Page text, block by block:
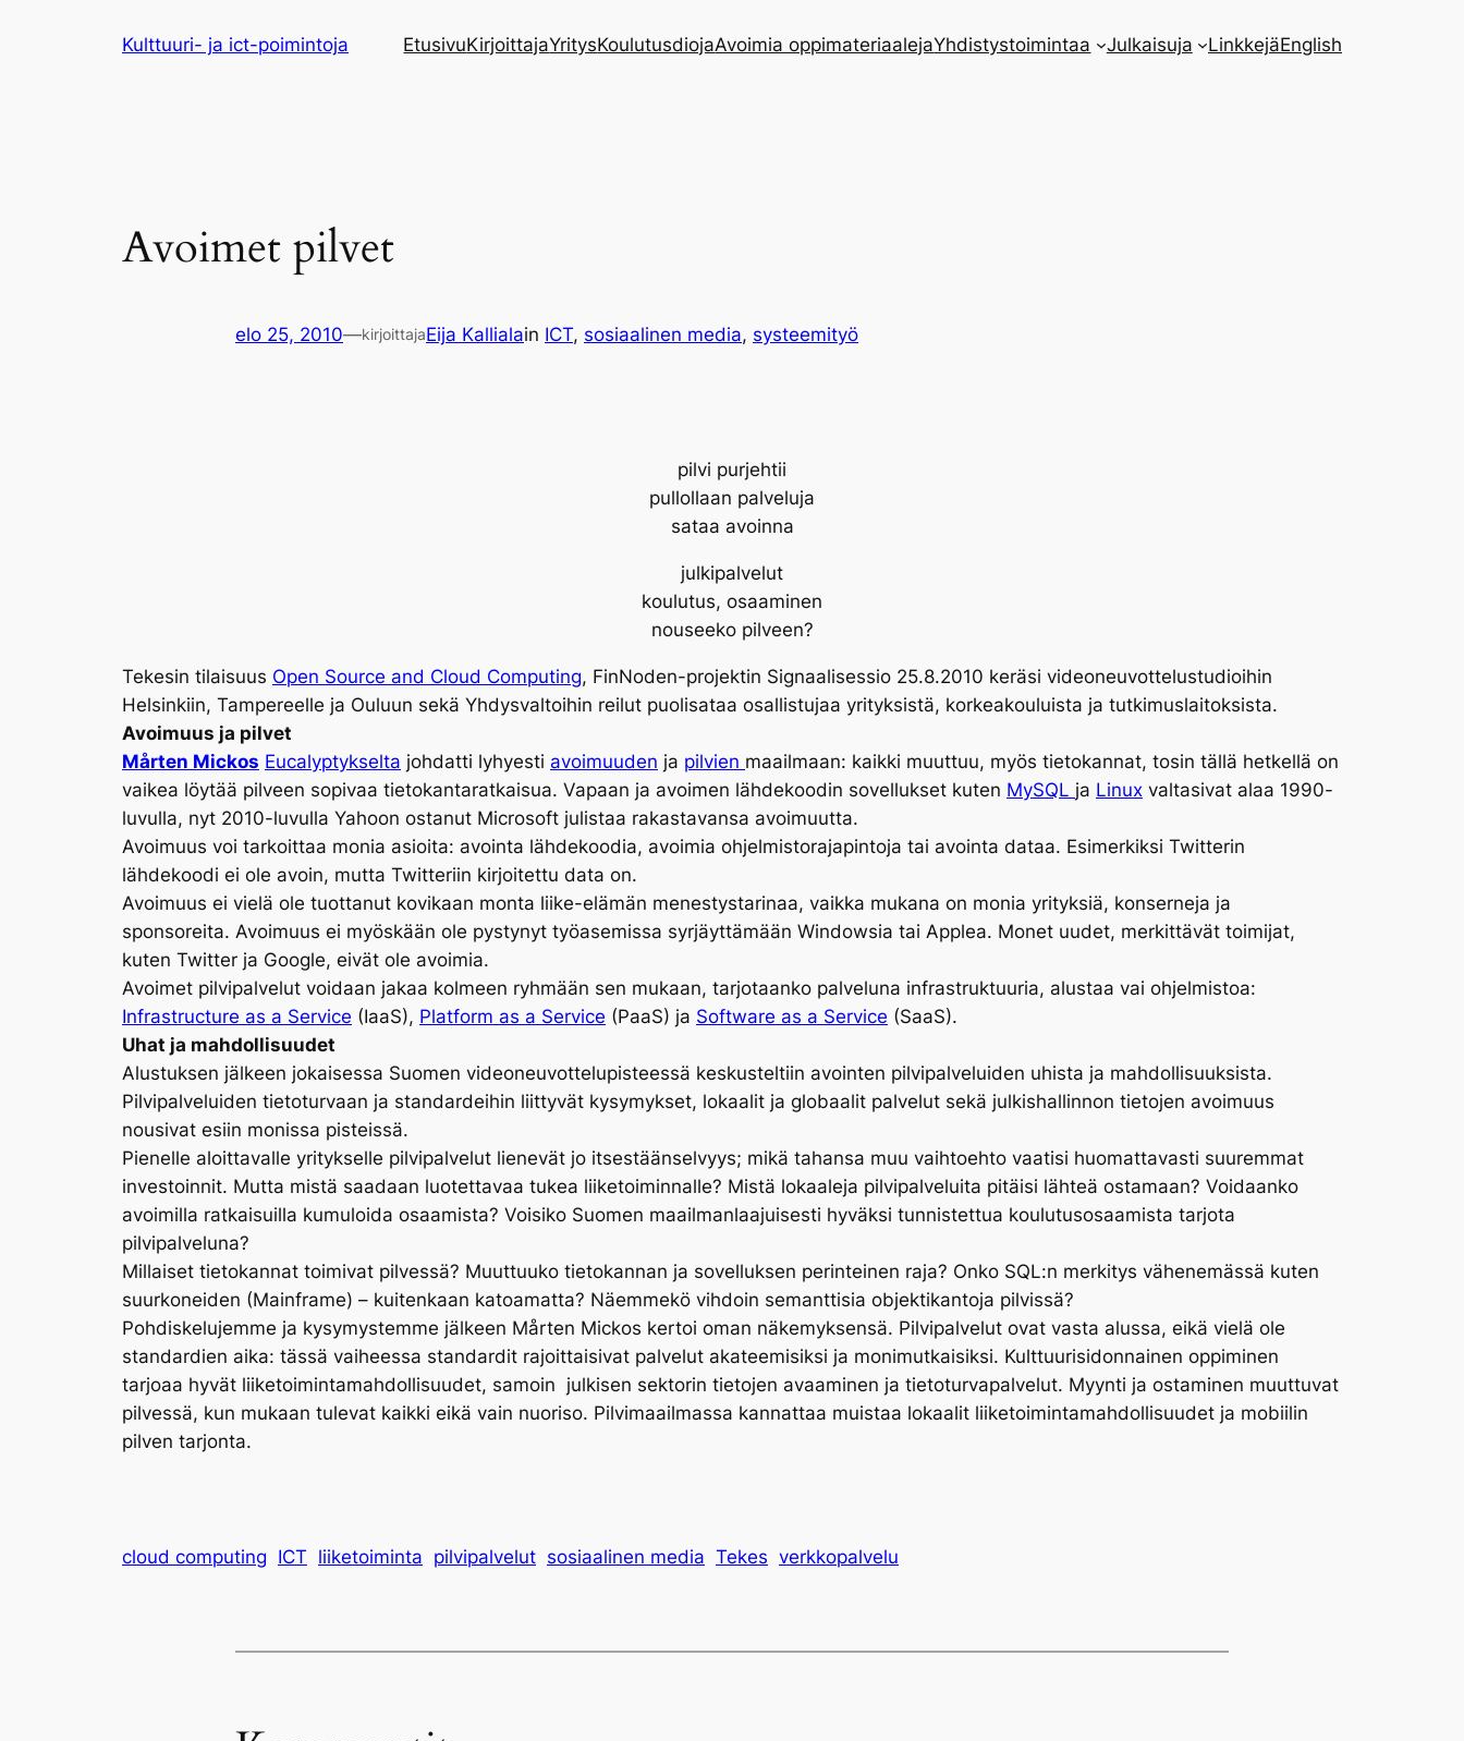
Kulttuuri- ja ict-poimintoja EtusivuKirjoittajaYritysKoulutusdiojaAvoimia oppimateriaalejaYhdistystoimintaa Julkaisuja LinkkejäEnglish
Avoimet pilvet
elo 25, 2010—kirjoittajaEija Kallialain ICT, sosiaalinen media, systeemityö
pilvi purjehtii
pullollaan palveluja
sataa avoinna
julkipalvelut
koulutus, osaaminen
nouseeko pilveen?
Tekesin tilaisuus Open Source and Cloud Computing, FinNoden-projektin Signaalisessio 25.8.2010 keräsi videoneuvottelustudioihin
Helsinkiin, Tampereelle ja Ouluun sekä Yhdysvaltoihin reilut puolisataa osallistujaa yrityksistä, korkeakouluista ja tutkimuslaitoksista.
Avoimuus ja pilvet
Mårten Mickos Eucalyptykselta johdatti lyhyesti avoimuuden ja pilvien maailmaan: kaikki muuttuu, myös tietokannat, tosin tällä hetkellä on
vaikea löytää pilveen sopivaa tietokantaratkaisua. Vapaan ja avoimen lähdekoodin sovellukset kuten MySQL ja Linux valtasivat alaa 1990-
luvulla, nyt 2010-luvulla Yahoon ostanut Microsoft julistaa rakastavansa avoimuutta.
Avoimuus voi tarkoittaa monia asioita: avointa lähdekoodia, avoimia ohjelmistorajapintoja tai avointa dataa. Esimerkiksi Twitterin
lähdekoodi ei ole avoin, mutta Twitteriin kirjoitettu data on.
Avoimuus ei vielä ole tuottanut kovikaan monta liike-elämän menestystarinaa, vaikka mukana on monia yrityksiä, konserneja ja
sponsoreita. Avoimuus ei myöskään ole pystynyt työasemissa syrjäyttämään Windowsia tai Applea. Monet uudet, merkittävät toimijat,
kuten Twitter ja Google, eivät ole avoimia.
Avoimet pilvipalvelut voidaan jakaa kolmeen ryhmään sen mukaan, tarjotaanko palveluna infrastruktuuria, alustaa vai ohjelmistoa:
Infrastructure as a Service (IaaS), Platform as a Service (PaaS) ja Software as a Service (SaaS).
Uhat ja mahdollisuudet
Alustuksen jälkeen jokaisessa Suomen videoneuvottelupisteessä keskusteltiin avointen pilvipalveluiden uhista ja mahdollisuuksista.
Pilvipalveluiden tietoturvaan ja standardeihin liittyvät kysymykset, lokaalit ja globaalit palvelut sekä julkishallinnon tietojen avoimuus
nousivat esiin monissa pisteissä.
Pienelle aloittavalle yritykselle pilvipalvelut lienevät jo itsestäänselvyys; mikä tahansa muu vaihtoehto vaatisi huomattavasti suuremmat
investoinnit. Mutta mistä saadaan luotettavaa tukea liiketoiminnalle? Mistä lokaaleja pilvipalveluita pitäisi lähteä ostamaan? Voidaanko
avoimilla ratkaisuilla kumuloida osaamista? Voisiko Suomen maailmanlaajuisesti hyväksi tunnistettua koulutusosaamista tarjota
pilvipalveluna?
Millaiset tietokannat toimivat pilvessä? Muuttuuko tietokannan ja sovelluksen perinteinen raja? Onko SQL:n merkitys vähenemässä kuten
suurkoneiden (Mainframe) – kuitenkaan katoamatta? Näemmekö vihdoin semanttisia objektikantoja pilvissä?
Pohdiskelujemme ja kysymystemme jälkeen Mårten Mickos kertoi oman näkemyksensä. Pilvipalvelut ovat vasta alussa, eikä vielä ole
standardien aika: tässä vaiheessa standardit rajoittaisivat palvelut akateemisiksi ja monimutkaisiksi. Kulttuurisidonnainen oppiminen
tarjoaa hyvät liiketoimintamahdollisuudet, samoin julkisen sektorin tietojen avaaminen ja tietoturvapalvelut. Myynti ja ostaminen muuttuvat
pilvessä, kun mukaan tulevat kaikki eikä vain nuoriso. Pilvimaailmassa kannattaa muistaa lokaalit liiketoimintamahdollisuudet ja mobiilin
pilven tarjonta.
cloud computing ICT liiketoiminta pilvipalvelut sosiaalinen media Tekes verkkopalvelu